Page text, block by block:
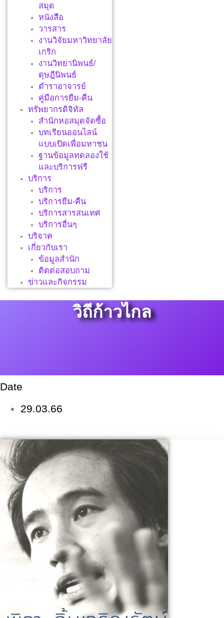
สมุด
หนังสือ
วารสาร
งานวิจัยมหาวิทยาลัย
เกริก
งานวิทยานิพนธ์/
ดุษฎีนิพนธ์
ตำราอาจารย์
คู่มือการยืม-คืน
ทรัพยากรดิจิทัล
สำนักหอสมุดจัดซื้อ
บทเรียนออนไลน์
แบบเปิดเพื่อมหาชน
ฐานข้อมูลทดลองใช้
และบริการฟรี
บริการ
บริการ
บริการยืม-คืน
บริการสารสนเทศ
บริการอื่นๆ
บริจาค
เกี่ยวกับเรา
ข้อมูลสำนัก
ติดต่อสอบถาม
ข่าวและกิจกรรม
วิถีก้าวไกล
Date
29.03.66